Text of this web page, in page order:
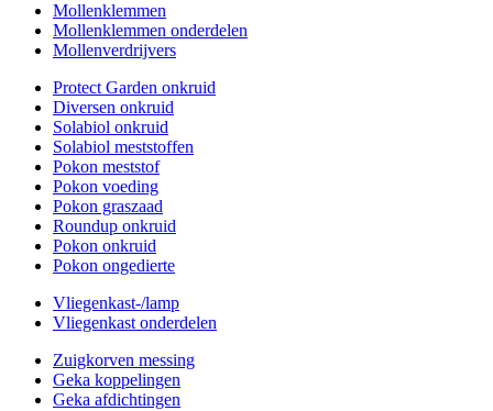
Mollenklemmen
Mollenklemmen onderdelen
Mollenverdrijvers
Protect Garden onkruid
Diversen onkruid
Solabiol onkruid
Solabiol meststoffen
Pokon meststof
Pokon voeding
Pokon graszaad
Roundup onkruid
Pokon onkruid
Pokon ongedierte
Vliegenkast-/lamp
Vliegenkast onderdelen
Zuigkorven messing
Geka koppelingen
Geka afdichtingen